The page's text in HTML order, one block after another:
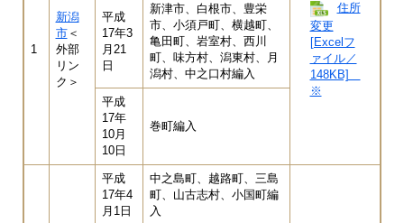
1
新潟
市＜
外部
リン
ク＞
住所
変更
[Excelフ
ァイル／
148KB]
※
平成
17年3
月21
日
新津市、白根市、豊栄
市、小須戸町、横越町、
亀田町、岩室村、西川
町、味方村、潟東村、月
潟村、中之口村編入
平成
17年
10月
10日
巻町編入
平成
17年4
月1日
中之島町、越路町、三島
町、山古志村、小国町編
入